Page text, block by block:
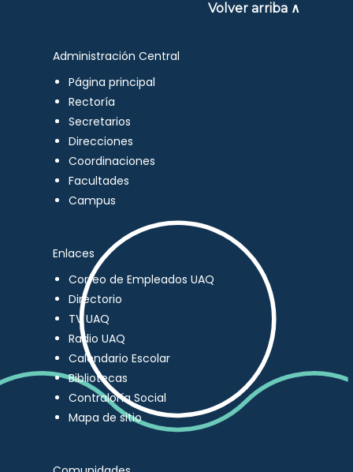
Volver arriba ∧
Administración Central
Página principal
Rectoría
Secretarios
Direcciones
Coordinaciones
Facultades
Campus
Enlaces
Correo de Empleados UAQ
Directorio
TV UAQ
Radio UAQ
Calendario Escolar
Bibliotecas
Contraloría Social
Mapa de sitio